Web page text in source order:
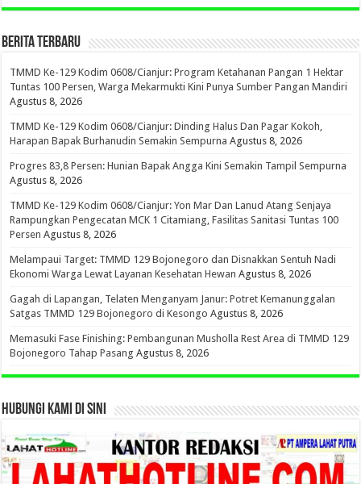
BERITA TERBARU
TMMD Ke-129 Kodim 0608/Cianjur: Program Ketahanan Pangan 1 Hektar
Tuntas 100 Persen, Warga Mekarmukti Kini Punya Sumber Pangan Mandiri
Agustus 8, 2026
TMMD Ke-129 Kodim 0608/Cianjur: Dinding Halus Dan Pagar Kokoh,
Harapan Bapak Burhanudin Semakin Sempurna Agustus 8, 2026
Progres 83,8 Persen: Hunian Bapak Angga Kini Semakin Tampil Sempurna
Agustus 8, 2026
TMMD Ke-129 Kodim 0608/Cianjur: Yon Mar Dan Lanud Atang Senjaya
Rampungkan Pengecatan MCK 1 Citamiang, Fasilitas Sanitasi Tuntas 100
Persen Agustus 8, 2026
Melampaui Target: TMMD 129 Bojonegoro dan Disnakkan Sentuh Nadi
Ekonomi Warga Lewat Layanan Kesehatan Hewan Agustus 8, 2026
Gagah di Lapangan, Telaten Menganyam Janur: Potret Kemanunggalan
Satgas TMMD 129 Bojonegoro di Kesongo Agustus 8, 2026
Memasuki Fase Finishing: Pembangunan Musholla Rest Area di TMMD 129
Bojonegoro Tahap Pasang Agustus 8, 2026
HUBUNGI KAMI DI SINI